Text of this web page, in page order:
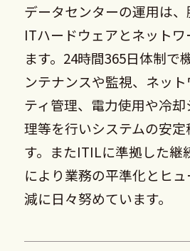
データセンターの運用は、
ITハードウェアとネット
ます。24時間365日体制で
ンテナンスや監視、ネッ
ティ管理、電力使用や冷
理等を行いシステムの安
す。またITILに準拠した継
により業務の平準化とヒ
減に日々努めています。